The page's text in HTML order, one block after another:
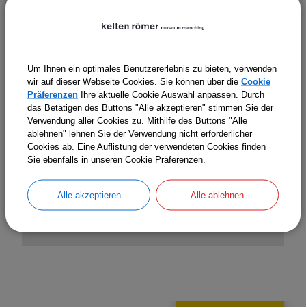
OpenStreetMap wird derzeit
nicht angezeigt
Bitte aktivieren Sie "OpenStreetMap" in Ihren
Cookie Einstellungen.
Um Ihnen ein optimales Benutzererlebnis zu bieten, verwenden
wir auf dieser Webseite Cookies. Sie können über die Cookie
Präferenzen Ihre aktuelle Cookie Auswahl anpassen. Durch
das Betätigen des Buttons "Alle akzeptieren" stimmen Sie der
Verwendung aller Cookies zu. Mithilfe des Buttons "Alle
ablehnen" lehnen Sie der Verwendung nicht erforderlicher
Cookies ab. Eine Auflistung der verwendeten Cookies finden
Sie ebenfalls in unseren Cookie Präferenzen.
Alle akzeptieren Alle ablehnen